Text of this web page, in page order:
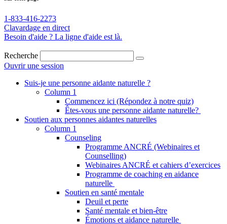
1-833-416-2273
Clavardage en direct
Besoin d'aide ? La ligne d'aide est là.
Recherche
Ouvrir une session
Suis-je une personne aidante naturelle ?
Column 1
Commencez ici (Répondez à notre quiz)
Êtes-vous une personne aidante naturelle?
Soutien aux personnes aidantes naturelles
Column 1
Counseling
Programme ANCRÉ (Webinaires et
Counselling)
Webinaires ANCRÉ et cahiers d’exercices
Programme de coaching en aidance
naturelle
Soutien en santé mentale
Deuil et perte
Santé mentale et bien-être
Émotions et aidance naturelle